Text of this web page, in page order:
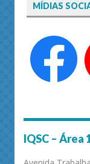
MÍDIAS
IQSC – Área